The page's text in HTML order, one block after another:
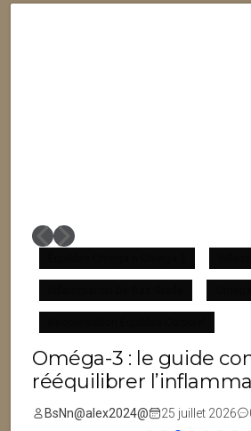
Oméga-3 : le guide
rééquilibrer
BsNn@alex2024@ 25 juillet 2026